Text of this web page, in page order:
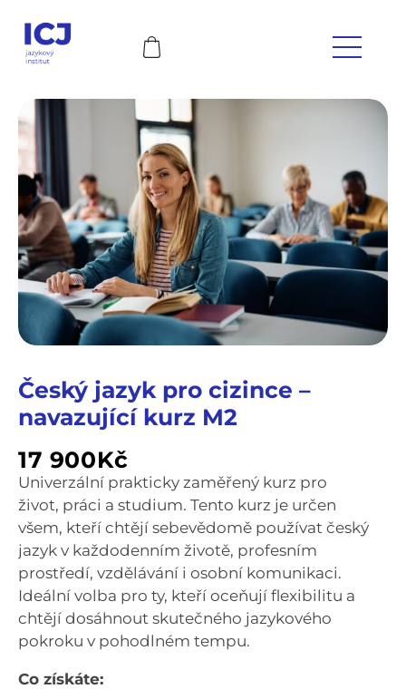
Český jazyk pro cizince –
navazující kurz M2
17 900Kč
Univerzální prakticky zaměřený kurz pro
život, práci a studium. Tento kurz je určen
všem, kteří chtějí sebevědomě používat český
jazyk v každodenním životě, profesním
prostředí, vzdělávání i osobní komunikaci.
Ideální volba pro ty, kteří oceňují flexibilitu a
chtějí dosáhnout skutečného jazykového
pokroku v pohodlném tempu.
Co získáte: